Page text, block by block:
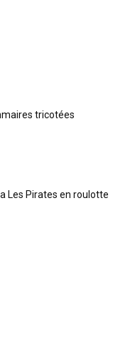
tricotées
Les Pirates en roulotte